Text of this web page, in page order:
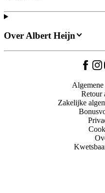
Over Albert Heijn
Retour
Zakelijke